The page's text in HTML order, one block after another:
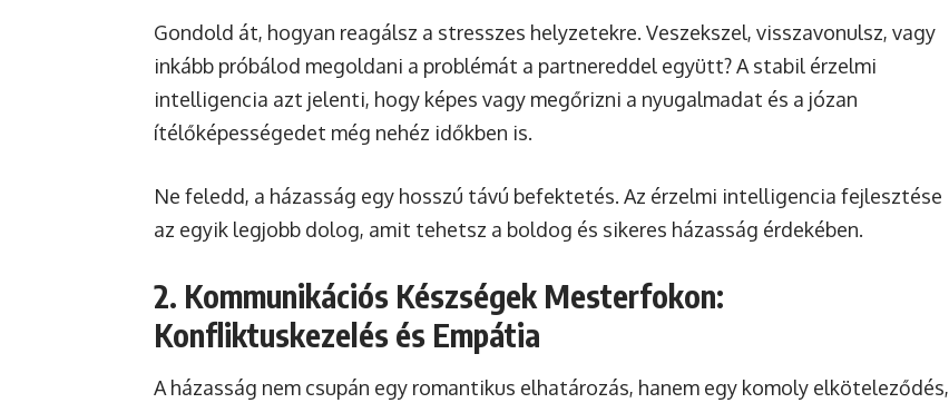
Gondold át, hogyan reagálsz a stresszes helyzetekre. Veszekszel, visszavonulsz, vagy
inkább próbálod megoldani a problémát a partnereddel együtt? A stabil érzelmi
intelligencia azt jelenti, hogy képes vagy megőrizni a nyugalmadat és a józan
ítélőképességedet még nehéz időkben is.
Ne feledd, a házasság egy hosszú távú befektetés. Az érzelmi intelligencia fejlesztése
az egyik legjobb dolog, amit tehetsz a boldog és sikeres házasság érdekében.
2. Kommunikációs Készségek Mesterfokon:
Konfliktuskezelés és Empátia
A házasság nem csupán egy romantikus elhatározás, hanem egy komoly elköteleződés,